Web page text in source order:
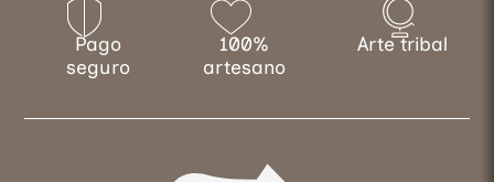
Pago
seguro
100%
artesano
Arte tribal